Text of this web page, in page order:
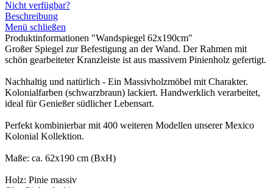
Nicht verfügbar?
Beschreibung
Menü schließen
Produktinformationen "Wandspiegel 62x190cm"
Großer Spiegel zur Befestigung an der Wand. Der Rahmen mit
schön gearbeiteter Kranzleiste ist aus massivem Pinienholz gefertigt.
Nachhaltig und natürlich - Ein Massivholzmöbel mit Charakter.
Kolonialfarben (schwarzbraun) lackiert. Handwerklich verarbeitet,
ideal für Genießer südlicher Lebensart.
Perfekt kombinierbar mit 400 weiteren Modellen unserer Mexico
Kolonial Kollektion.
Maße: ca. 62x190 cm (BxH)
Holz: Pinie massiv